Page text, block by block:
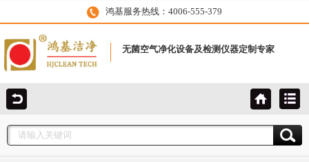
鸿基服务热线：4006-555-379
无菌空气净化设备及检测仪器定制专家